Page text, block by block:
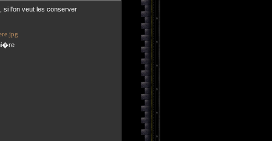
si l'on veut les conserver